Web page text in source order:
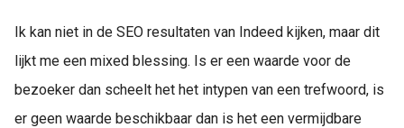
Ik kan niet in de SEO resultaten van Indeed kijken, maar dit
lijkt me een mixed blessing. Is er een waarde voor de
bezoeker dan scheelt het het intypen van een trefwoord, is
er geen waarde beschikbaar dan is het een vermijdbare